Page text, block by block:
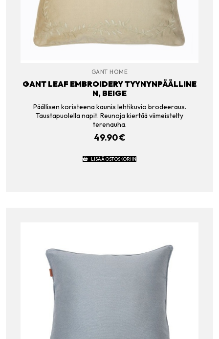
GANT HOME
GANT LEAF EMBROIDERY TYYNYNPÄÄLLINE
N, BEIGE
Päällisen koristeena kaunis lehtikuvio brodeeraus.
Taustapuolella napit. Reunoja kiertää viimeistelty
terenauha.
49.90€
LISÄÄ OSTOSKORIIN